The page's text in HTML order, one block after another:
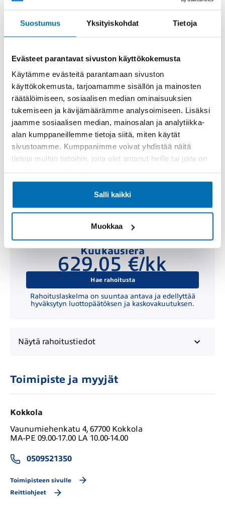
Suostumus Yksityiskohdat Tietoja
Evästeet parantavat sivuston käyttökokemusta
Käytämme evästeitä parantamaan sivuston
käyttökokemusta, tarjoamamme sisällön ja mainosten
räätälöimiseen, sosiaalisen median ominaisuuksien
tukemiseen ja kävijämäärämme analysoimiseen. Lisäksi
jaamme sosiaalisen median, mainosalan ja analytiikka-
alan kumppaneillemme tietoja siitä, miten käytät
sivustoamme. Kumppanimme voivat yhdistää näitä
tietoja muihin tietoihin, joita olet antanut heille tai joita on
Salli kaikki
Muokkaa
Käsiraha tai vaihtoauto (€)
Suurempi viimeinen erä (€)
Kuukausierä
629,05 €/kk
Hae rahoitusta
Rahoituslaskelma on suuntaa antava ja edellyttää
hyväksytyn luottopäätöksen ja kaskovakuutuksen.
Näytä rahoitustiedot
Toimipiste ja myyjät
Kokkola
Vaunumiehenkatu 4, 67700 Kokkola
MA-PE 09.00-17.00 LA 10.00-14.00
0509521350
Toimipisteen sivulle
Reittiohjeet